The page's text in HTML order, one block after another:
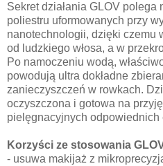
Sekret działania GLOV
poliestru uformowanych przy
nanotechnologii, dzięki czemu
od ludzkiego włosa, a w
Po namoczeniu wodą,
powodują ultra dokładne
zanieczyszczeń w rowkach.
oczyszczona i gotowa na
pielęgnacyjnych odpowiednich
Korzyści ze stosowania
- usuwa makijaż z